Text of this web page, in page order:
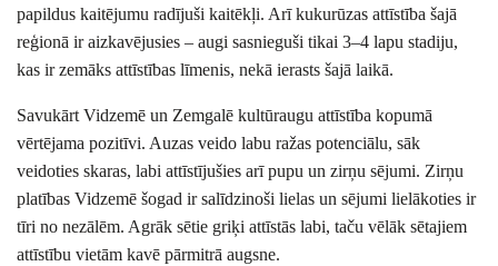
papildus kaitējumu radījuši kaitēkļi. Arī kukurūzas attīstība šajā
reģionā ir aizkavējusies – augi sasnieguši tikai 3–4 lapu stadiju,
kas ir zemāks attīstības līmenis, nekā ierasts šajā laikā.
Savukārt Vidzemē un Zemgalē kultūraugu attīstība kopumā
vērtējama pozitīvi. Auzas veido labu ražas potenciālu, sāk
veidoties skaras, labi attīstījušies arī pupu un zirņu sējumi. Zirņu
platības Vidzemē šogad ir salīdzinoši lielas un sējumi lielākoties ir
tīri no nezālēm. Agrāk sētie griķi attīstās labi, taču vēlāk sētajiem
attīstību vietām kavē pārmitrā augsne.